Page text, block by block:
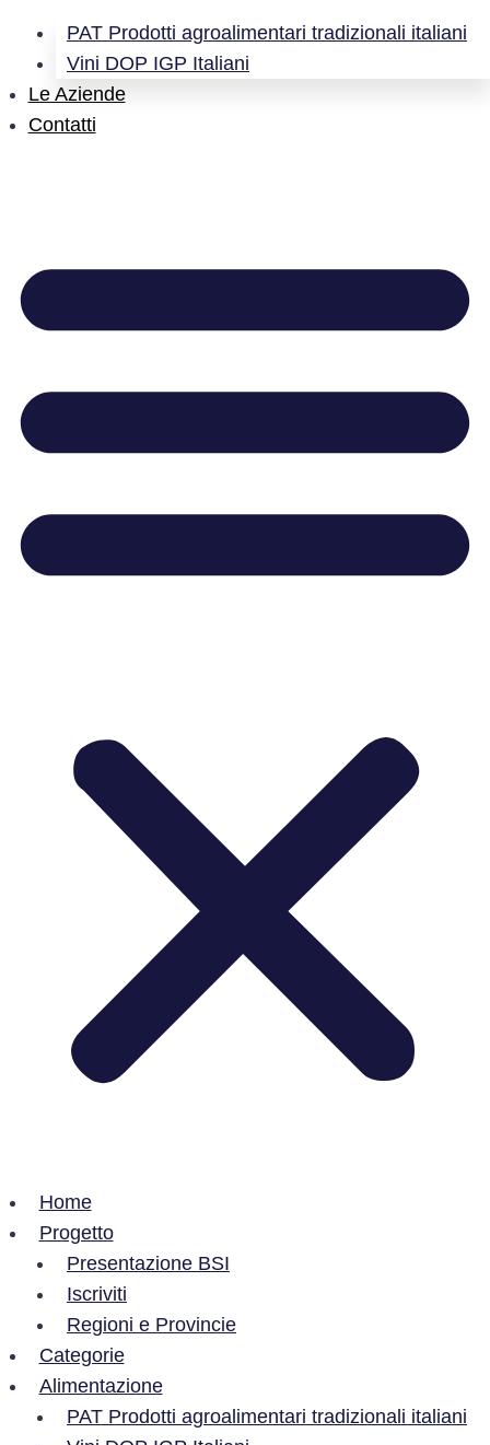
PAT Prodotti agroalimentari tradizionali italiani
Vini DOP IGP Italiani
Le Aziende
Contatti
Home
Progetto
Presentazione BSI
Iscriviti
Regioni e Provincie
Categorie
Alimentazione
PAT Prodotti agroalimentari tradizionali italiani